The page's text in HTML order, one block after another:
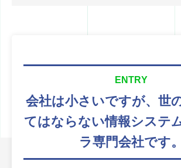
ENTRY
会社は小さいですが、 世
てはならない情報システ
ラ専門会社です。